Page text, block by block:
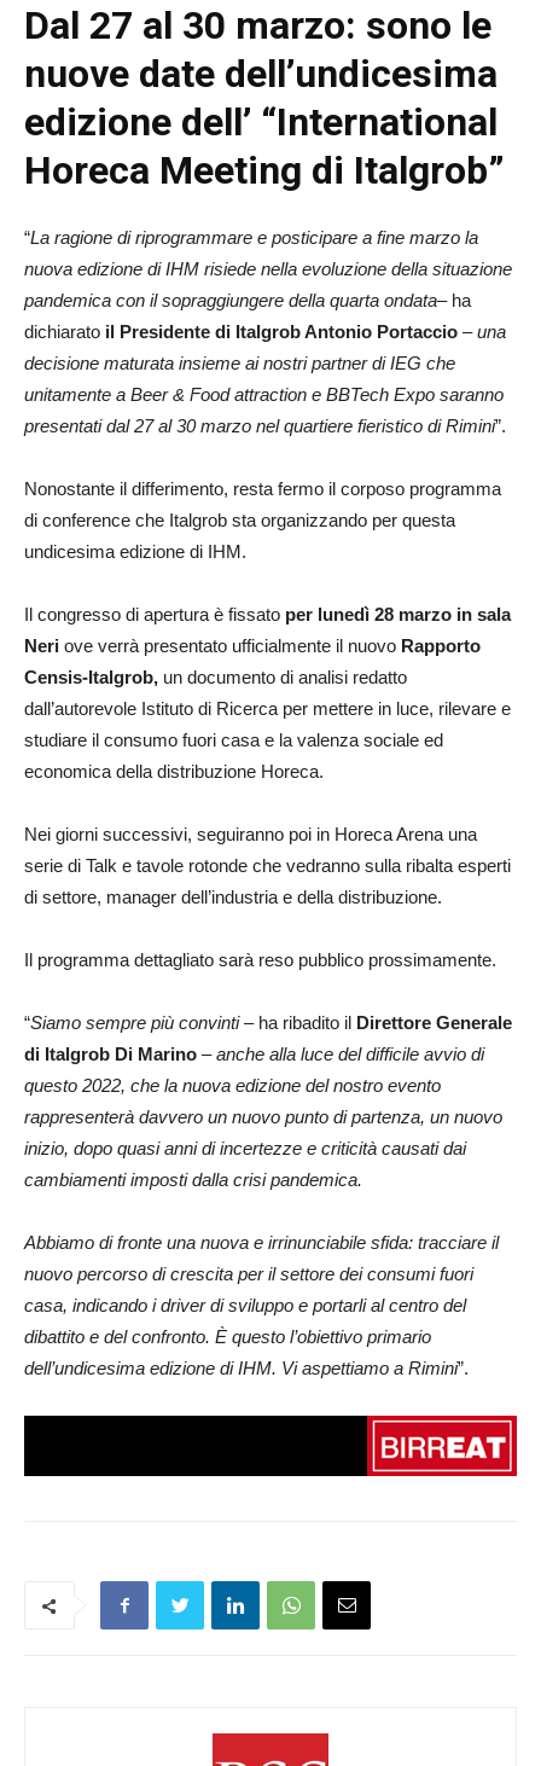
Dal 27 al 30 marzo: sono le
nuove date dell’undicesima
edizione dell’ “International
Horeca Meeting di Italgrob”
“La ragione di riprogrammare e posticipare a fine marzo la
nuova edizione di IHM risiede nella evoluzione della situazione
pandemica con il sopraggiungere della quarta ondata– ha
dichiarato il Presidente di Italgrob Antonio Portaccio – una
decisione maturata insieme ai nostri partner di IEG che
unitamente a Beer & Food attraction e BBTech Expo saranno
presentati dal 27 al 30 marzo nel quartiere fieristico di Rimini”.
Nonostante il differimento, resta fermo il corposo programma
di conference che Italgrob sta organizzando per questa
undicesima edizione di IHM.
Il congresso di apertura è fissato per lunedì 28 marzo in sala
Neri ove verrà presentato ufficialmente il nuovo Rapporto
Censis-Italgrob, un documento di analisi redatto
dall’autorevole Istituto di Ricerca per mettere in luce, rilevare e
studiare il consumo fuori casa e la valenza sociale ed
economica della distribuzione Horeca.
Nei giorni successivi, seguiranno poi in Horeca Arena una
serie di Talk e tavole rotonde che vedranno sulla ribalta esperti
di settore, manager dell’industria e della distribuzione.
Il programma dettagliato sarà reso pubblico prossimamente.
“Siamo sempre più convinti– ha ribadito il Direttore Generale
di Italgrob Di Marino –anche alla luce del difficile avvio di
questo 2022, che la nuova edizione del nostro evento
rappresenterà davvero un nuovo punto di partenza, un nuovo
inizio, dopo quasi anni di incertezze e criticità causati dai
cambiamenti imposti dalla crisi pandemica.
Abbiamo di fronte una nuova e irrinunciabile sfida: tracciare il
nuovo percorso di crescita per il settore dei consumi fuori
casa, indicando i driver di sviluppo e portarli al centro del
dibattito e del confronto. È questo l’obiettivo primario
dell’undicesima edizione di IHM. Vi aspettiamo a Rimini”.